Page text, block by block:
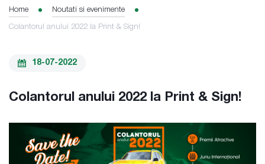
Home Noutati si evenimente
Colantorul anului 2022 la Print & Sign!
18-07-2022
Colantorul anului 2022 la Print & Sign!